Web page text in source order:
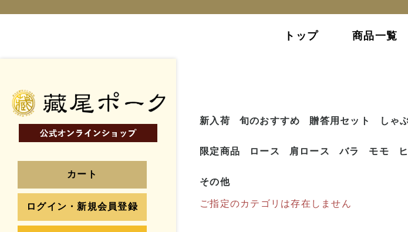
トップ 商品一覧
カート
ログイン・新規会員登録
新入荷 旬のおすすめ 贈答用セット しゃ
限定商品 ロース 肩ロース バラ モモ
その他
ご指定のカテゴリは存在しません